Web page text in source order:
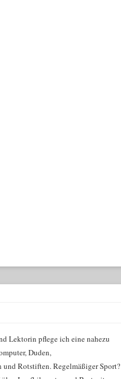
Lektorin pflege ich eine nahezu
Duden,
Rotstiften. Regelmäßiger Sport?